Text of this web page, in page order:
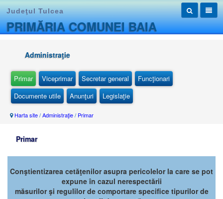
Judeţul Tulcea
PRIMĂRIA COMUNEI BAIA
Administraţie
Primar Viceprimar Secretar general
Funcţionari
Documente utile
Anunţuri Legislaţie
Harta site/Administraţie/ Primar
Primar
Conştientizarea cetăţenilor asupra pericolelor la care se pot
expune în cazul nerespectării
măsurilor şi regulilor de comportare specifice tipurilor de